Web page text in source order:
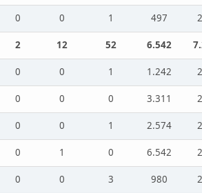
0 0 1 497
2 12 52 6.542
0 0 1 1.242
0 0 0 3.311
0 0 1 2.574
0 1 0 6.542
0 0 3 980